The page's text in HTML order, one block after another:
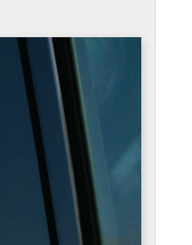
že máš
ako magnet
toho "na